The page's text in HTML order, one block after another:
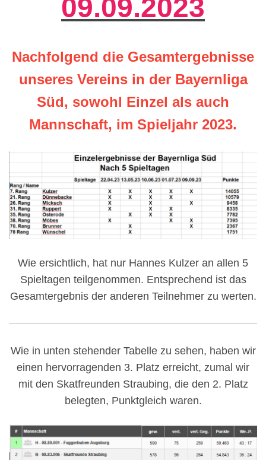
09.09.2023
Nachfolgend die Gesamtergebnisse
unseres Vereins in der Bayernliga
Süd, sowohl Einzel als auch
Mannschaft, im Spieljahr 2023.
Wie ersichtlich, hat nur Hannes Kulzer an allen 5
Spieltagen teilgenommen. Entsprechend ist das
Gesamtergebnis der anderen Teilnehmer zu werten.
Wie in unten stehender Tabelle zu sehen, haben wir
einen hervorragenden 3. Platz erreicht, zumal wir
mit den Skatfreunden Straubing, die den 2. Platz
belegten, Punktgleich waren.